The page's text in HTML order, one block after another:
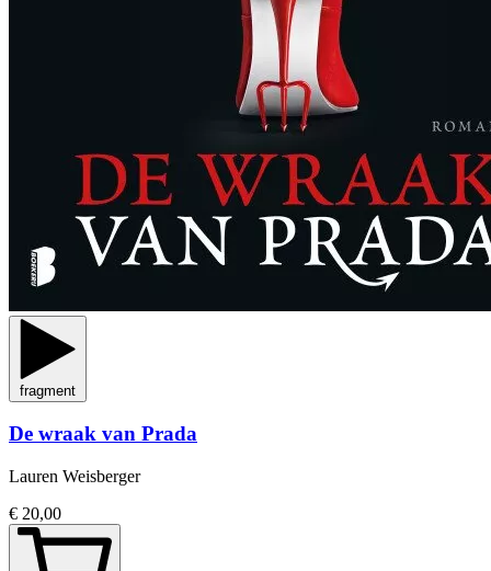
fragment
De wraak van Prada
Lauren Weisberger
€ 20,00